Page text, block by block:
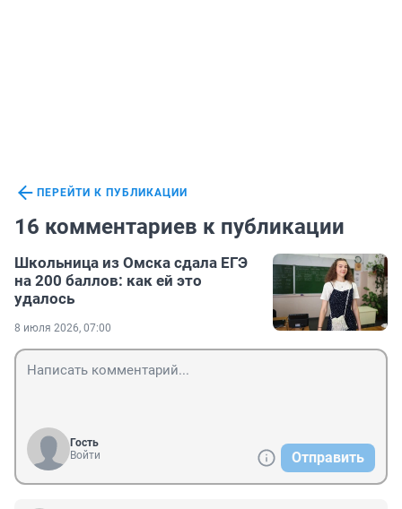
ПЕРЕЙТИ К ПУБЛИКАЦИИ
16 комментариев к публикации
Школьница из Омска сдала ЕГЭ
на 200 баллов: как ей это
удалось
8 июля 2026, 07:00
Гость
Войти
Отправить